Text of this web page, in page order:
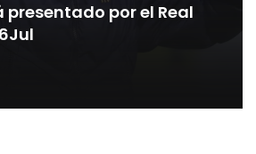
presentado por el Real